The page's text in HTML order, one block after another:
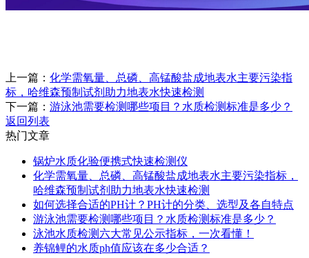
上一篇： 化学需氧量、总磷、高锰酸盐成地表水主要污染指
标，哈维森预制试剂助力地表水快速检测
下一篇： 游泳池需要检测哪些项目？水质检测标准是多少？
返回列表
热门文章
锅炉水质化验便携式快速检测仪
化学需氧量、总磷、高锰酸盐成地表水主要污染指标，
哈维森预制试剂助力地表水快速检测
如何选择合适的PH计？PH计的分类、选型及各自特点
游泳池需要检测哪些项目？水质检测标准是多少？
泳池水质检测六大常见公示指标，一次看懂！
养锦鲤的水质ph值应该在多少合适？